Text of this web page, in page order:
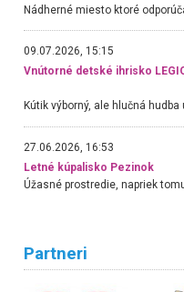
09.07.2026, 15:15
Vnútorné detské ihrisko
27.06.2026, 16:53
Letné kúpalisko Pezinok
Partneri